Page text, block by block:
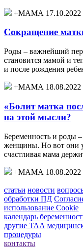
+МАМА 17.10.2022
Сокращение
Роды – важнейший
становится мамой и
и после рождения
+МАМА 18.08.2022
«Болит матка
на этой мысли?
Беременность и роды
женщины. Но вот они
счастливая мама
+МАМА 18.08.2022
статьи новости
обработки ПД
использование Cookie
календарь
другие ТАА
процедуры
контакты